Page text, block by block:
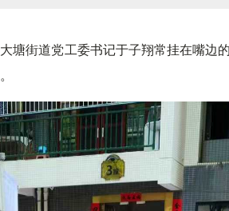
塘街道党工委书记于子翔常挂在嘴边